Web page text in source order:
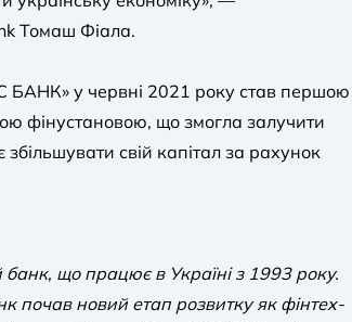
Томаш Фіала.
у червні 2021 року став першою
фінустановою, що змогла залучити
збільшувати свій капітал за рахунок
що працює в Україні з 1993 року.
почав новий етап розвитку як фінтех-